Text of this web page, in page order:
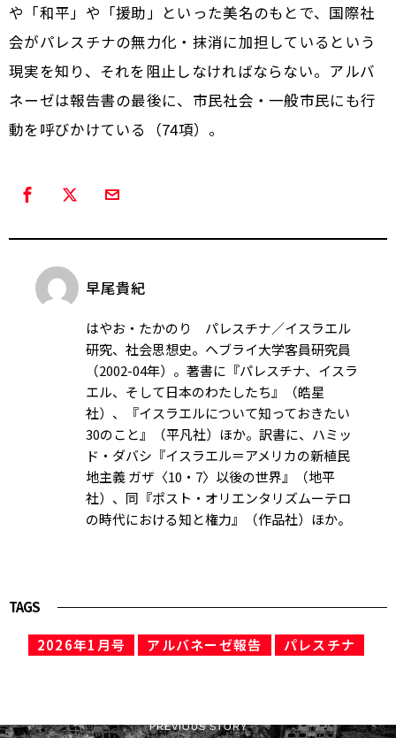
や「和平」や「援助」といった美名のもとで、国際社
会がパレスチナの無力化・抹消に加担しているという
現実を知り、それを阻止しなければならない。アルバ
ネーゼは報告書の最後に、市民社会・一般市民にも行
動を呼びかけている（74項）。
早尾貴紀
はやお・たかのり パレスチナ／イスラエル
研究、社会思想史。ヘブライ大学客員研究員
（2002-04年）。著書に『パレスチナ、イスラ
エル、そして日本のわたしたち』（皓星
社）、『イスラエルについて知っておきたい
30のこと』（平凡社）ほか。訳書に、ハミッ
ド・ダバシ『イスラエル＝アメリカの新植民
地主義 ガザ〈10・7〉以後の世界』（地平
社）、同『ポスト・オリエンタリズムーテロ
の時代における知と権力』（作品社）ほか。
TAGS
2026年1月号 アルバネーゼ報告 パレスチナ
PREVIOUS STORY